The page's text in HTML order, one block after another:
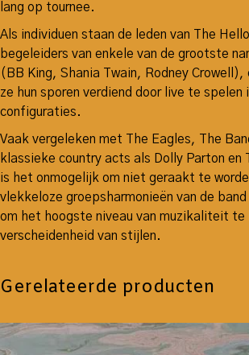
lang op tournee.
Als individuen staan de leden van The
begeleiders van enkele van de grootste
(BB King, Shania Twain, Rodney Crowell),
ze hun sporen verdiend door live te spelen
configuraties.
Vaak vergeleken met The Eagles, The
klassieke country acts als Dolly Parton en
is het onmogelijk om niet geraakt te
vlekkeloze groepsharmonieën van de band
om het hoogste niveau van muzikaliteit te
verscheidenheid van stijlen.
Gerelateerde producten